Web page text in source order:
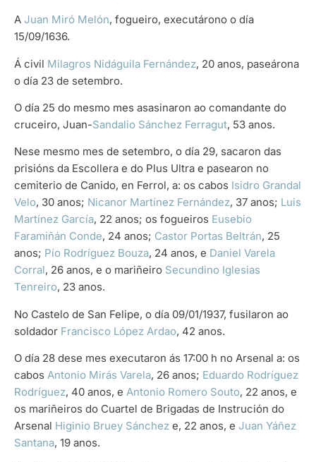
A Juan Miró Melón, fogueiro, executárono o día
15/09/1636.
Á civil Milagros Nidáguila Fernández, 20 anos, paseárona
o día 23 de setembro.
O día 25 do mesmo mes asasinaron ao comandante do
cruceiro, Juan-Sandalio Sánchez Ferragut, 53 anos.
Nese mesmo mes de setembro, o día 29, sacaron das
prisións da Escollera e do Plus Ultra e pasearon no
cemiterio de Canido, en Ferrol, a: os cabos Isidro Grandal
Velo, 30 anos; Nicanor Martínez Fernández, 37 anos; Luis
Martínez García, 22 anos; os fogueiros Eusebio
Faramiñán Conde, 24 anos; Castor Portas Beltrán, 25
anos; Pío Rodríguez Bouza, 24 anos, e Daniel Varela
Corral, 26 anos, e o mariñeiro Secundino Iglesias
Tenreiro, 23 anos.
No Castelo de San Felipe, o día 09/01/1937, fusilaron ao
soldador Francisco López Ardao, 42 anos.
O día 28 dese mes executaron ás 17:00 h no Arsenal a: os
cabos Antonio Mirás Varela, 26 anos; Eduardo Rodríguez
Rodríguez, 40 anos, e Antonio Romero Souto, 22 anos, e
os mariñeiros do Cuartel de Brigadas de Instrución do
Arsenal Higinio Bruey Sánchez e, 22 anos, e Juan Yáñez
Santana, 19 anos.